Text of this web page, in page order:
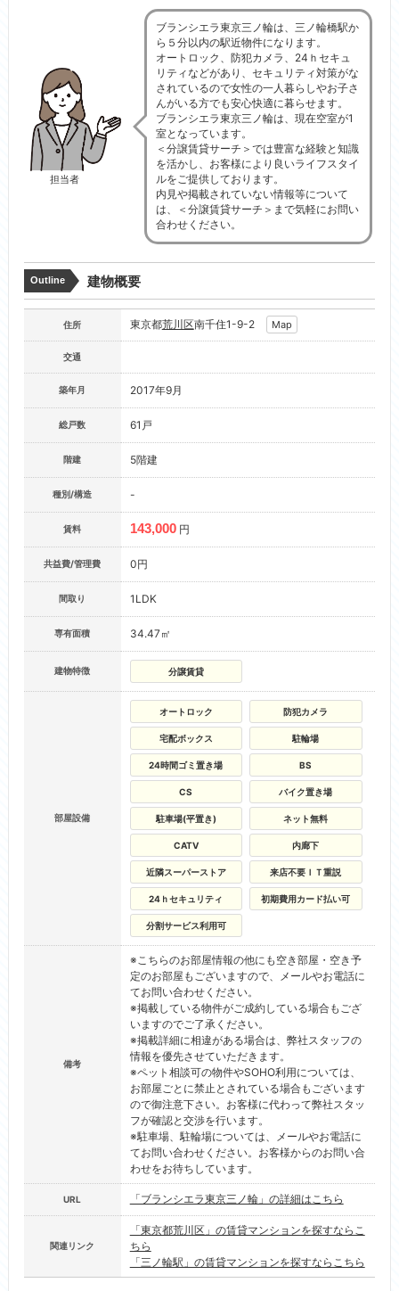
担当者
ブランシエラ東京三ノ輪は、三ノ輪橋駅か
ら５分以内の駅近物件になります。
オートロック、防犯カメラ、24ｈセキュ
リティなどがあり、セキュリティ対策がな
されているので女性の一人暮らしやお子さ
んがいる方でも安心快適に暮らせます。
ブランシエラ東京三ノ輪は、現在空室が1
室となっています。
＜分譲賃貸サーチ＞では豊富な経験と知識
を活かし、お客様により良いライフスタイ
ルをご提供しております。
内見や掲載されていない情報等について
は、＜分譲賃貸サーチ＞まで気軽にお問い
合わせください。
Outline 建物概要
住所 東京都荒川区南千住1-9-2 Map
交通
築年月 2017年9月
総戸数 61戸
階建 5階建
種別/構造 -
賃料 143,000 円
共益費/管理費 0円
間取り 1LDK
専有面積 34.47㎡
建物特徴 分譲賃貸
部屋設備
オートロック 防犯カメラ
宅配ボックス 駐輪場
24時間ゴミ置き場 BS
CS バイク置き場
駐車場(平置き) ネット無料
CATV 内廊下
近隣スーパーストア 来店不要ＩＴ重説
24ｈセキュリティ 初期費用カード払い可
分割サービス利用可
備考
※こちらのお部屋情報の他にも空き部屋・空き予
定のお部屋もございますので、メールやお電話に
てお問い合わせください。
※掲載している物件がご成約している場合もござ
いますのでご了承ください。
※掲載詳細に相違がある場合は、弊社スタッフの
情報を優先させていただきます。
※ペット相談可の物件やSOHO利用については、
お部屋ごとに禁止とされている場合もございます
ので御注意下さい。お客様に代わって弊社スタッ
フが確認と交渉を行います。
※駐車場、駐輪場については、メールやお電話に
てお問い合わせください。お客様からのお問い合
わせをお待ちしています。
URL 「ブランシエラ東京三ノ輪」の詳細はこちら
関連リンク
「東京都荒川区」の賃貸マンションを探すならこ
ちら
「三ノ輪駅」の賃貸マンションを探すならこちら